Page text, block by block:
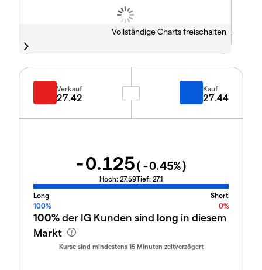
Vollständige Charts freischalten -
Verkauf
27.42
Kauf
27.44
-0.125( -0.45%)
Hoch: 27.59Tief: 27.1
Long
Short
100%
0%
100%der IG Kunden sind long in diesem
Markt
Kurse sind mindestens 15 Minuten zeitverzögert